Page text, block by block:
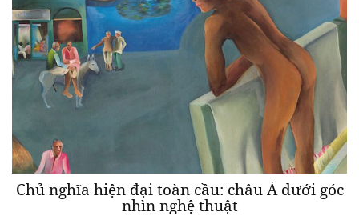
Chủ nghĩa hiện đại toàn cầu: châu Á dưới góc
nhìn nghệ thuật